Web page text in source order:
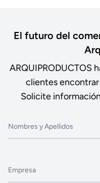
El futuro del
ARQUIPRODUCTOS
clientes
Solicite
Nombres y Apellidos
Empresa